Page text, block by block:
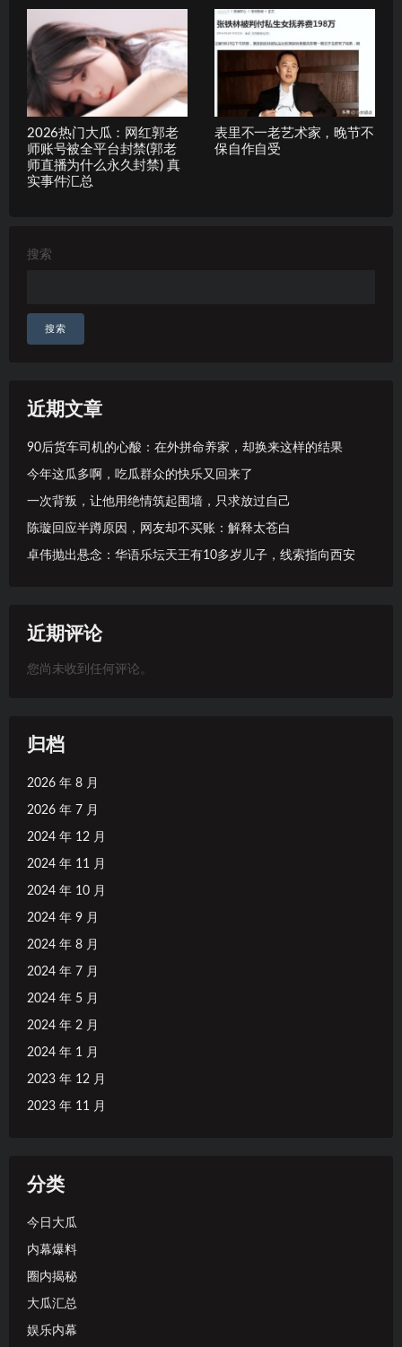
2026热门大瓜：网红郭老
师账号被全平台封禁(郭老
师直播为什么永久封禁) 真
实事件汇总
表里不一老艺术家，晚节不
保自作自受
搜索
搜索
近期文章
90后货车司机的心酸：在外拼命养家，却换来这样的结果
今年这瓜多啊，吃瓜群众的快乐又回来了
一次背叛，让他用绝情筑起围墙，只求放过自己
陈璇回应半蹲原因，网友却不买账：解释太苍白
卓伟抛出悬念：华语乐坛天王有10多岁儿子，线索指向西安
近期评论
您尚未收到任何评论。
归档
2026 年 8 月
2026 年 7 月
2024 年 12 月
2024 年 11 月
2024 年 10 月
2024 年 9 月
2024 年 8 月
2024 年 7 月
2024 年 5 月
2024 年 2 月
2024 年 1 月
2023 年 12 月
2023 年 11 月
分类
今日大瓜
内幕爆料
圈内揭秘
大瓜汇总
娱乐内幕